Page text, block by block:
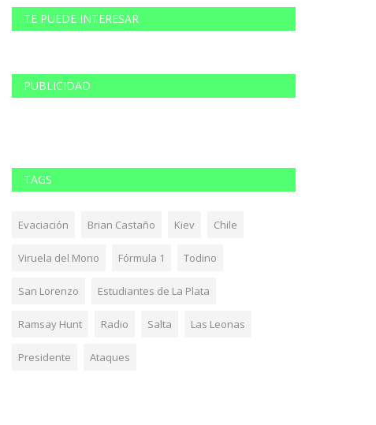
TE PUEDE INTERESAR
PUBLICIDAD
TAGS
Evaciación Brian Castaño Kiev Chile
Viruela del Mono Fórmula 1 Todino
San Lorenzo Estudiantes de La Plata
Ramsay Hunt Radio Salta Las Leonas
Presidente Ataques